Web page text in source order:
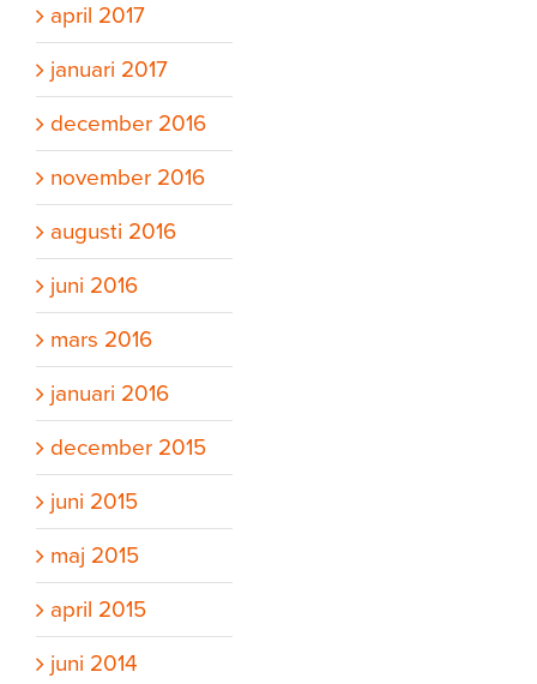
april 2017
januari 2017
december 2016
november 2016
augusti 2016
juni 2016
mars 2016
januari 2016
december 2015
juni 2015
maj 2015
april 2015
juni 2014